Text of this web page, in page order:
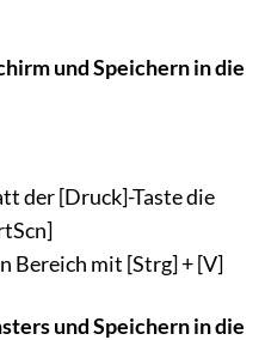
und Speichern in die
der [Druck]-Taste die
Bereich mit [Strg] + [V]
und Speichern in die